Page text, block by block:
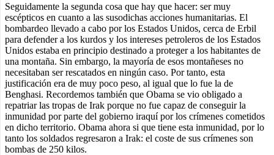
Seguidamente la segunda cosa que hay que hacer: ser muy
escépticos en cuanto a las susodichas acciones humanitarias. El
bombardeo llevado a cabo por los Estados Unidos, cerca de Erbil
para defender a los kurdos y los intereses petroleros de los Estados
Unidos estaba en principio destinado a proteger a los habitantes de
una montaña. Sin embargo, la mayoría de esos montañeses no
necesitaban ser rescatados en ningún caso. Por tanto, esta
justificación era de muy poco peso, al igual que lo fue la de
Benghasi. Recordemos también que Obama se vio obligado a
repatriar las tropas de Irak porque no fue capaz de conseguir la
inmunidad por parte del gobierno iraquí por los crímenes cometidos
en dicho territorio. Obama ahora si que tiene esta inmunidad, por lo
tanto los soldados regresaron a Irak: el coste de sus crímenes son
bombas de 250 kilos.